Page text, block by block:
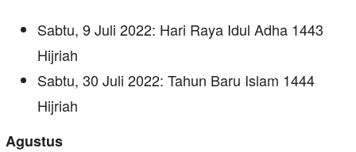
Sabtu, 9 Juli 2022: Hari Raya Idul Adha 1443
Hijriah
Sabtu, 30 Juli 2022: Tahun Baru Islam 1444
Hijriah
Agustus